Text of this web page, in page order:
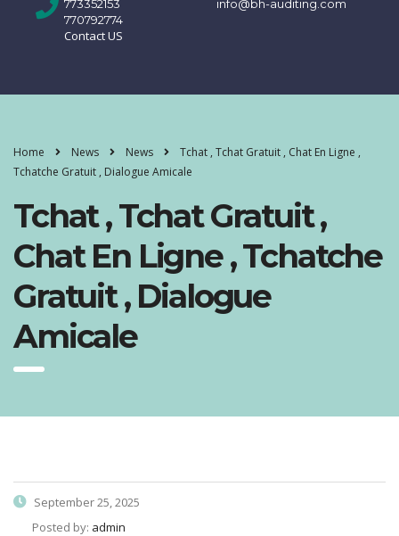
773352153
770792774
Contact US
info@bh-auditing.com
Home News News
Tchat , Tchat Gratuit , Chat En Ligne ,
Tchatche Gratuit , Dialogue Amicale
Tchat , Tchat Gratuit ,
Chat En Ligne , Tchatche
Gratuit , Dialogue
Amicale
September 25, 2025
Posted by: admin